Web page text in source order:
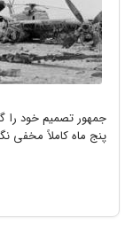
جمهور تصمیم خود را
پنج ماه کاملاً مخفی